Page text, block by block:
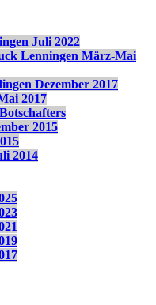
Juli 2022
Lenningen März-Mai
Dezember 2017
2017
2015
2014